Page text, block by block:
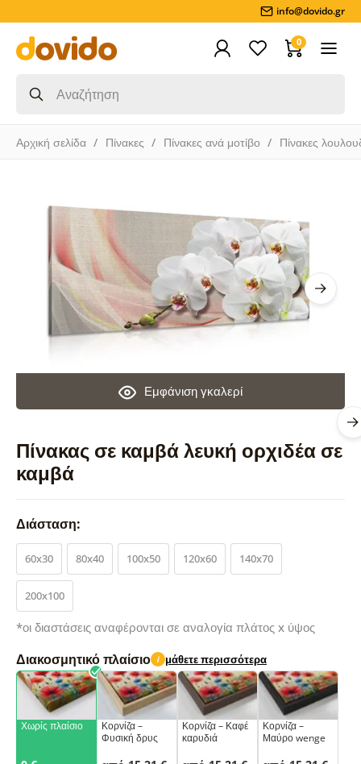
info@dovido.gr
0
Αρχική σελίδα Πίνακες Πίνακες ανά μοτίβο Πίνακες
Πίνακας σε καμβά λευκή ορχιδέα σε
καμβά
Εμφάνιση γκαλερί
Διάσταση:
60x30 80x40 100x50 120x60 140x70
200x100
*οι διαστάσεις αναφέρονται σε αναλογία πλάτος x ύψος
Διακοσμητικό πλαίσιο i μάθετε περισσότερα
Χωρίς πλαίσιο
Κορνίζα –
Φυσική δρυς
Κορνίζα – Καφέ
καρυδιά
Κορνίζα –
Μαύρο wenge